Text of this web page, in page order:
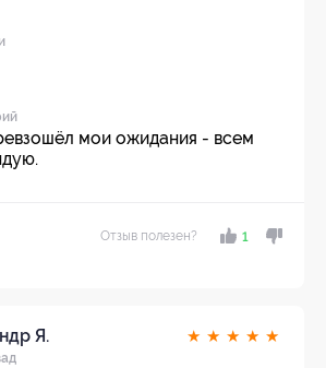
мои ожидания - всем
Отзыв полезен? 1
Я. ★ ★ ★ ★ ★